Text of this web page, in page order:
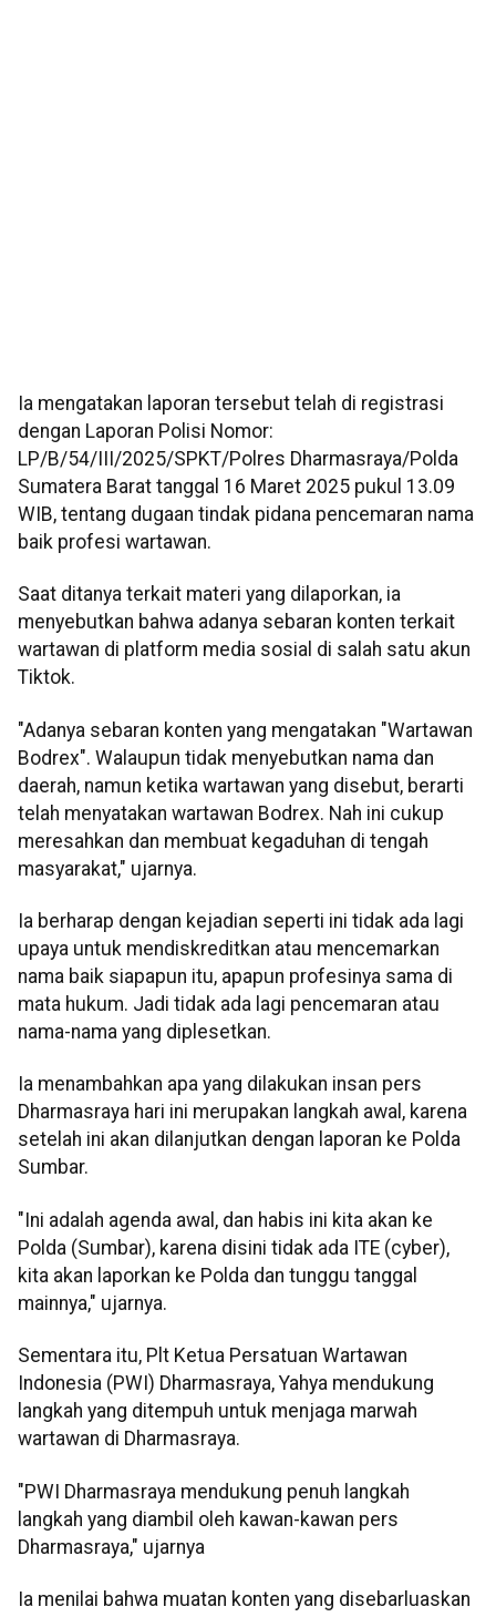
Ia mengatakan laporan tersebut telah di registrasi
dengan Laporan Polisi Nomor:
LP/B/54/III/2025/SPKT/Polres Dharmasraya/Polda
Sumatera Barat tanggal 16 Maret 2025 pukul 13.09
WIB, tentang dugaan tindak pidana pencemaran nama
baik profesi wartawan.
Saat ditanya terkait materi yang dilaporkan, ia
menyebutkan bahwa adanya sebaran konten terkait
wartawan di platform media sosial di salah satu akun
Tiktok.
"Adanya sebaran konten yang mengatakan "Wartawan
Bodrex". Walaupun tidak menyebutkan nama dan
daerah, namun ketika wartawan yang disebut, berarti
telah menyatakan wartawan Bodrex. Nah ini cukup
meresahkan dan membuat kegaduhan di tengah
masyarakat," ujarnya.
Ia berharap dengan kejadian seperti ini tidak ada lagi
upaya untuk mendiskreditkan atau mencemarkan
nama baik siapapun itu, apapun profesinya sama di
mata hukum. Jadi tidak ada lagi pencemaran atau
nama-nama yang diplesetkan.
Ia menambahkan apa yang dilakukan insan pers
Dharmasraya hari ini merupakan langkah awal, karena
setelah ini akan dilanjutkan dengan laporan ke Polda
Sumbar.
"Ini adalah agenda awal, dan habis ini kita akan ke
Polda (Sumbar), karena disini tidak ada ITE (cyber),
kita akan laporkan ke Polda dan tunggu tanggal
mainnya," ujarnya.
Sementara itu, Plt Ketua Persatuan Wartawan
Indonesia (PWI) Dharmasraya, Yahya mendukung
langkah yang ditempuh untuk menjaga marwah
wartawan di Dharmasraya.
"PWI Dharmasraya mendukung penuh langkah
langkah yang diambil oleh kawan-kawan pers
Dharmasraya," ujarnya
Ia menilai bahwa muatan konten yang disebarluaskan